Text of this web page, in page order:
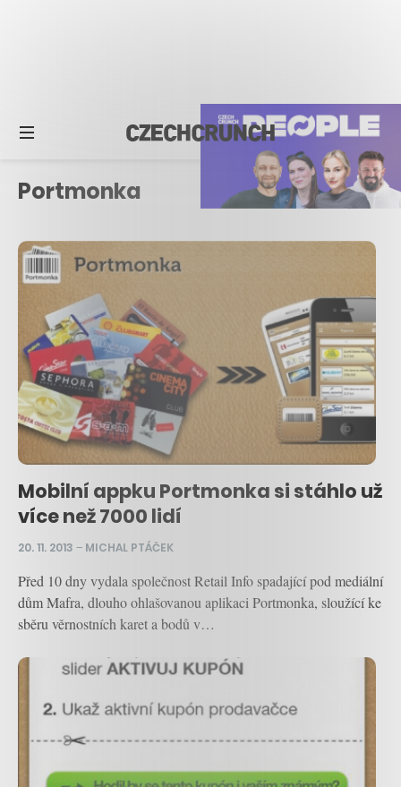
Portmonka
Mobilní appku Portmonka si stáhlo už
více než 7000 lidí
20. 11. 2013 – MICHAL PTÁČEK
Před 10 dny vydala společnost Retail Info spadající pod mediální
dům Mafra, dlouho ohlašovanou aplikaci Portmonka, sloužící ke
sběru věrnostních karet a bodů v…